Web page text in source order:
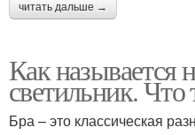
читать дальше →
Как называется
светильник. Что
Бра – это классическая